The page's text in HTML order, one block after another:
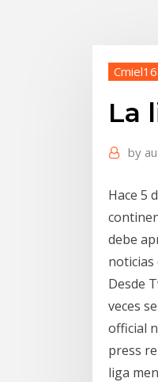
La
by
Hace 5
debe
noticias
Desde
veces
official
press
liga